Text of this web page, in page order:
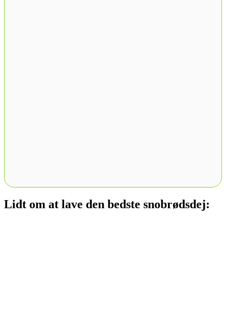
Lidt om at lave den bedste snobrødsdej: